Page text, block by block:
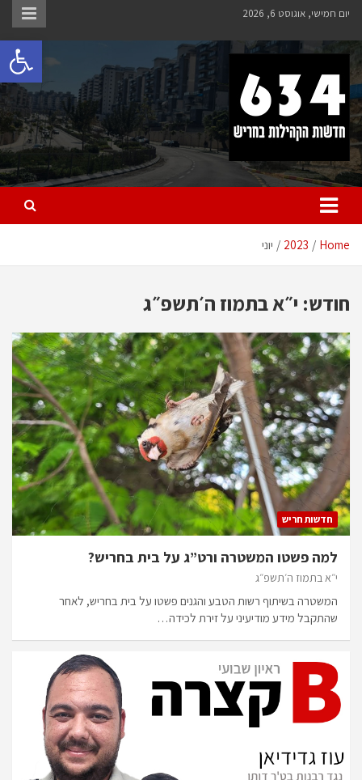
Skip
content
יום חמישי, אוגוסט 6, 2026
חריש 634
חדשות הקהילות בחריש
Home
2023 יוני
חודש: י״א בתמוז ה׳תשפ״ג
חדשות חריש
למה פשטו המשטרה ורט”ג על בית בחריש?
י״א בתמוז ה׳תשפ״ג
המשטרה בשיתוף רשות הטבע והגנים פשטו על בית בחריש, לאחר
שהתקבל מידע מודיעיני על זירת לכידה…